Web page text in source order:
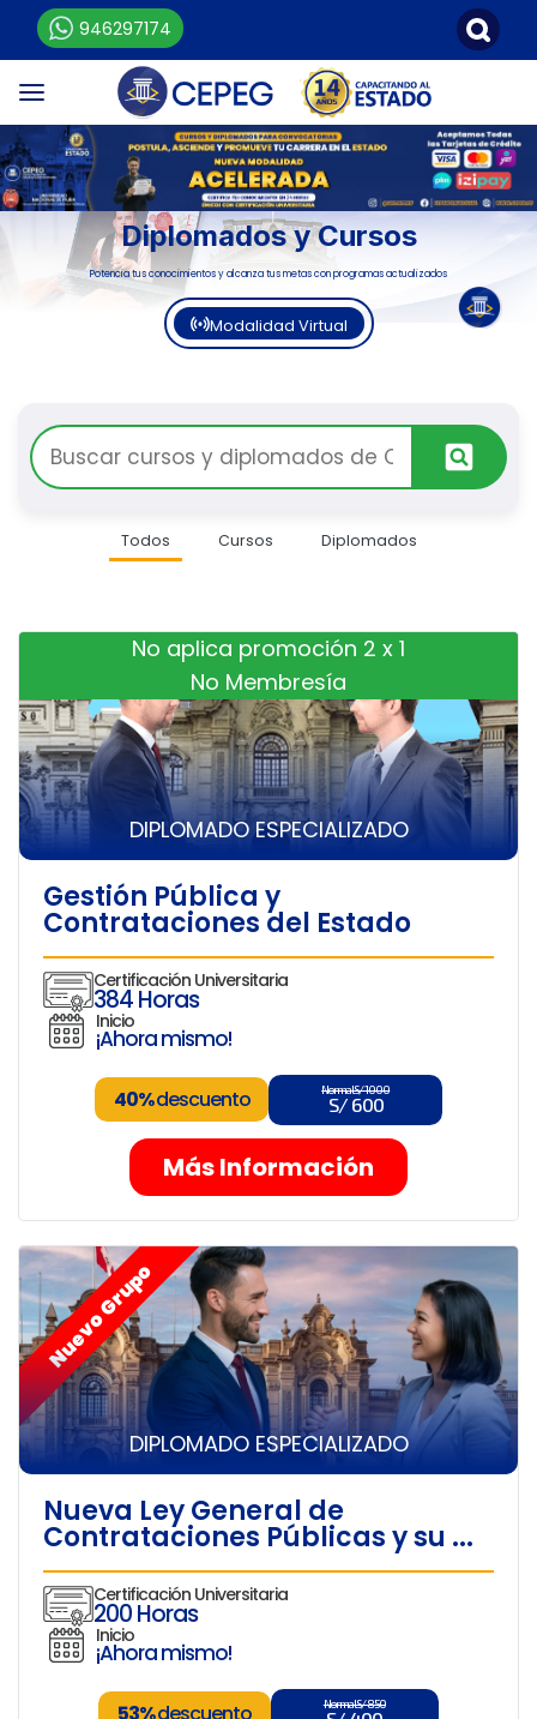
946297174
Diplomados y Cursos
Potencia tus conocimientos y alcanza tus metas con programas actualizados
Modalidad Virtual
Todos Cursos Diplomados
DIPLOMADO ESPECIALIZADO
No aplica promoción 2 x 1
No Membresía
Gestión Pública y
Contrataciones del Estado
Certificación Universitaria
384 Horas
Inicio
¡Ahora mismo!
40%descuento Normal S/ 1000
S/ 600
Más Información
DIPLOMADO ESPECIALIZADO
Nuevo Grupo
Nueva Ley General de
Contrataciones Públicas y su ...
Certificación Universitaria
200 Horas
Inicio
¡Ahora mismo!
53%descuento Normal S/ 850